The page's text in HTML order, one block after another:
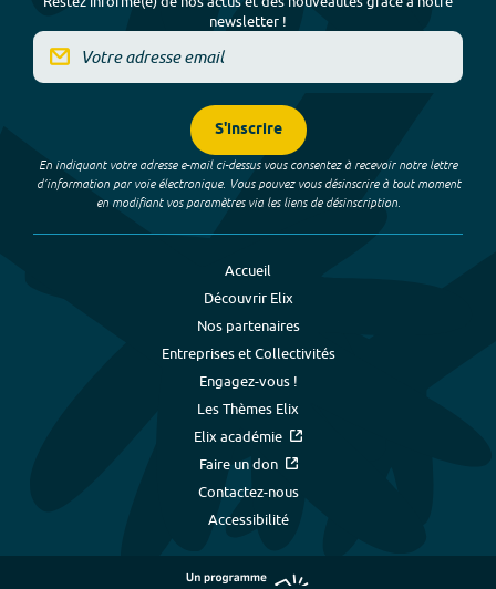
newsletter !
S'inscrire
En indiquant votre adresse e-mail ci-dessus vous consentez à recevoir notre lettre
d’information par voie électronique. Vous pouvez vous désinscrire à tout moment
en modifiant vos paramètres via les liens de désinscription.
Accueil
Découvrir Elix
Nos partenaires
Entreprises et Collectivités
Engagez-vous !
Les Thèmes Elix
Elix académie
Faire un don
Contactez-nous
Accessibilité